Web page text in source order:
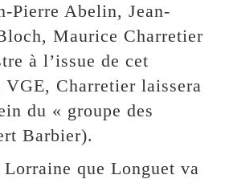
Pierre Abelin, Jean-
Maurice Charretier
à l’issue de cet
VGE, Charretier laissera
du « groupe des
Barbier).
Lorraine que Longuet va